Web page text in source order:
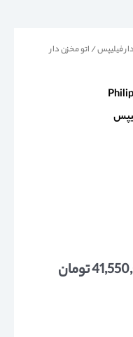
فیلیپس/ اتو مخزن دار
تومان